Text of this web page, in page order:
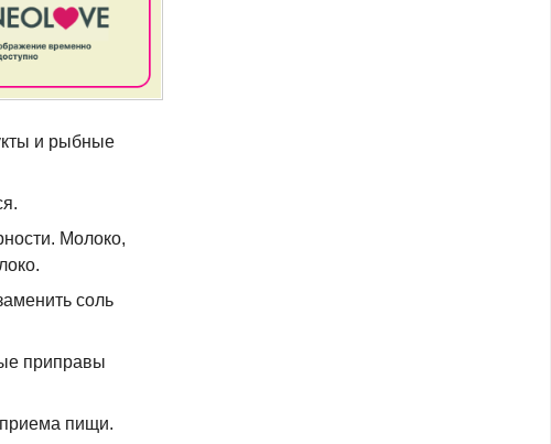
и рыбные
Молоко,
соль
приправы
приема пищи.